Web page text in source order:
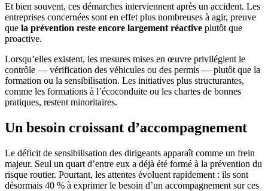
Et bien souvent, ces démarches interviennent après un accident. Les
entreprises concernées sont en effet plus nombreuses à agir, preuve
que la prévention reste encore largement réactive plutôt que
proactive.
Lorsqu’elles existent, les mesures mises en œuvre privilégient le
contrôle — vérification des véhicules ou des permis — plutôt que la
formation ou la sensibilisation. Les initiatives plus structurantes,
comme les formations à l’écoconduite ou les chartes de bonnes
pratiques, restent minoritaires.
Un besoin croissant d’accompagnement
Le déficit de sensibilisation des dirigeants apparaît comme un frein
majeur. Seul un quart d’entre eux a déjà été formé à la prévention du
risque routier. Pourtant, les attentes évoluent rapidement : ils sont
désormais 40 % à exprimer le besoin d’un accompagnement sur ces